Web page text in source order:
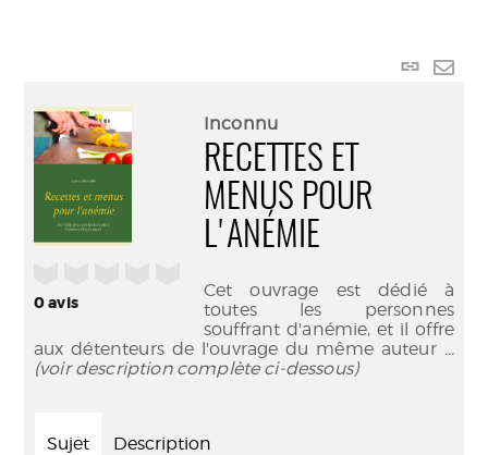
Lien
0avis
Inconnu
RECETTES ET
MENUS POUR
L'ANÉMIE
Cet ouvrage est dédié à
toutes les personnes
souffrant d'anémie, et il offre
aux détenteurs de l'ouvrage du même auteur ...
(voir description complète ci-dessous)
Sujet Description